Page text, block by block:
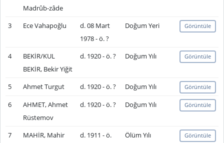
Madrûb-zâde
3 Ece Vahapoğlu
d. 08 Mart
1978 - ö. ?
Doğum Yeri Görüntüle
4
BEKİR/KUL
BEKİR, Bekir Yiğit
d. 1920 - ö. ? Doğum Yılı Görüntüle
5 Ahmet Turgut d. 1920 - ö. ? Doğum Yılı Görüntüle
6
AHMET, Ahmet
Rüstemov
d. 1920 - ö. ? Doğum Yılı Görüntüle
7
MAHİR, Mahir
d. 1911 - ö.
Ölüm Yılı Görüntüle